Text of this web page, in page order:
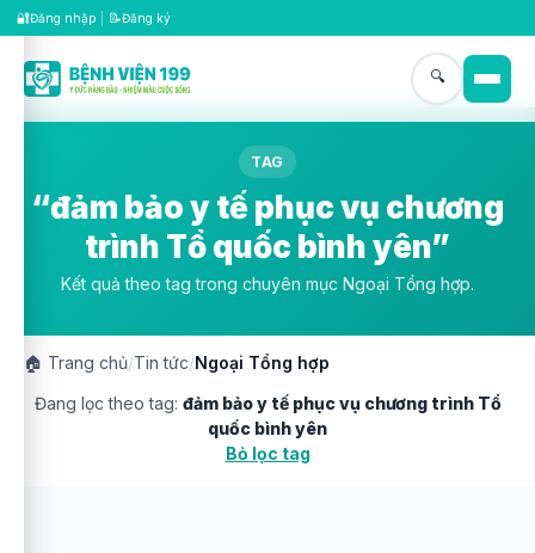
🔐Đăng nhập 📝Đăng ký
🔍
TAG
“đảm bảo y tế phục vụ chương
trình Tổ quốc bình yên”
Kết quả theo tag trong chuyên mục Ngoại Tổng hợp.
🏠 Trang chủ/Tin tức/Ngoại Tổng hợp
Đang lọc theo tag: đảm bảo y tế phục vụ chương trình Tổ
quốc bình yên
Bỏ lọc tag